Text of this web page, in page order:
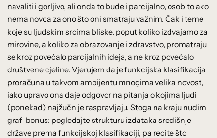
navaliti i gorljivo, ali onda to bude i parcijalno, osobito ako
nema novca za ono što oni smatraju važnim. Čak i teme
koje su ljudskim srcima bliske, poput koliko izdvajamo za
mirovine, a koliko za obrazovanje i zdravstvo, promatraju
se kroz povećalo parcijalnih ideja, a ne kroz povećalo
društvene cjeline. Vjerujem da je funkcijska klasifikacija
proračuna u takvom ambijentu mnogima velika novost,
iako upravo ona daje odgovor na pitanja o kojima ljudi
(ponekad) najžučnije raspravljaju. Stoga na kraju nudim
graf-bonus: pogledajte strukturu izdataka središnje
države prema funkcijskoj klasifikaciji, pa recite što